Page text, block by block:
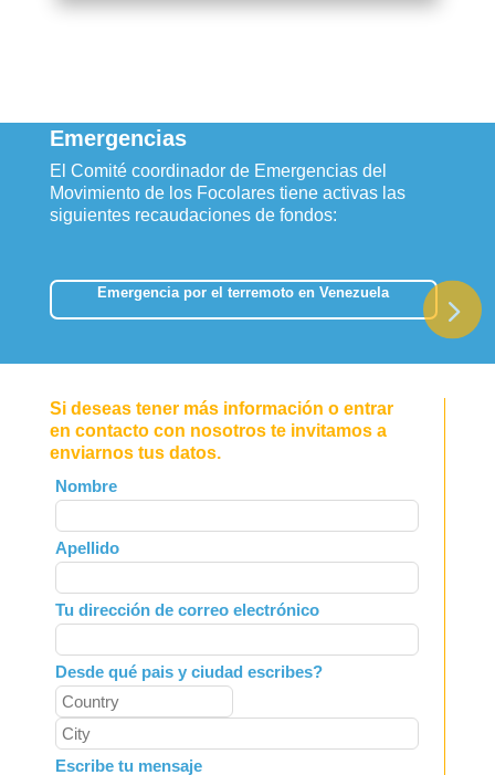
Emergencias
El Comité coordinador de Emergencias del
Movimiento de los Focolares tiene activas las
siguientes recaudaciones de fondos:
Emergencia por el terremoto en Venezuela
Si deseas tener más información o entrar
en contacto con nosotros te invitamos a
enviarnos tus datos.
Leave
this
field
blank
Nombre
Apellido
Tu dirección de correo electrónico
Desde qué pais y ciudad escribes?
Escribe tu mensaje